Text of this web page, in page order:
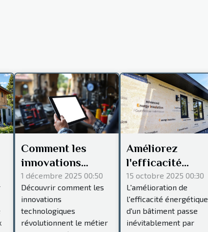
Comment les
innovations
technologiques
transforment-
elles les services
de plombier à
1 décembre 2025 00:50
Découvrir comment les
innovations
technologiques
révolutionnent le métier
Améliorez
l'efficacité
énergétique
grâce aux
nouvelles
techniques
15 octobre 2025 00:30
L'amélioration de
l'efficacité énergétique
d'un bâtiment passe
inévitablement par